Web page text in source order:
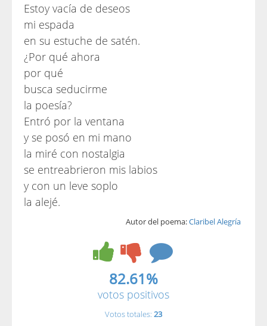
Estoy vacía de deseos
mi espada
en su estuche de satén.
¿Por qué ahora
por qué
busca seducirme
la poesía?
Entró por la ventana
y se posó en mi mano
la miré con nostalgia
se entreabrieron mis labios
y con un leve soplo
la alejé.
Autor del poema:Claribel Alegría
82.61%
votos positivos
Votos totales: 23